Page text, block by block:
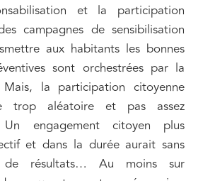
et la participation
campagnes de sensibilisation
aux habitants les bonnes
sont orchestrées par la
Mais, la participation citoyenne
trop aléatoire et pas assez
Un engagement citoyen plus
et dans la durée aurait sans
résultats… Au moins sur